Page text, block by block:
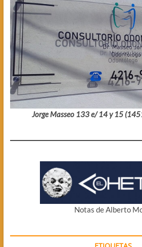
Jorge Masseo 133 e/ 14 y 15
Notas de Alberto